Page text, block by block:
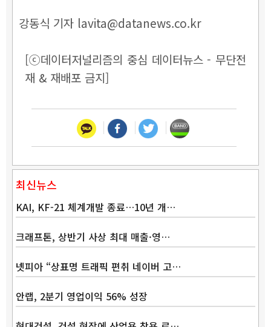
강동식 기자 lavita@datanews.co.kr
[ⓒ데이터저널리즘의 중심 데이터뉴스 - 무단전
재 & 재배포 금지]
최신뉴스
KAI, KF-21 체계개발 종료…10년 개…
크래프톤, 상반기 사상 최대 매출·영…
넷피아 “상표명 트래픽 편취 네이버 고…
안랩, 2분기 영업이익 56% 성장